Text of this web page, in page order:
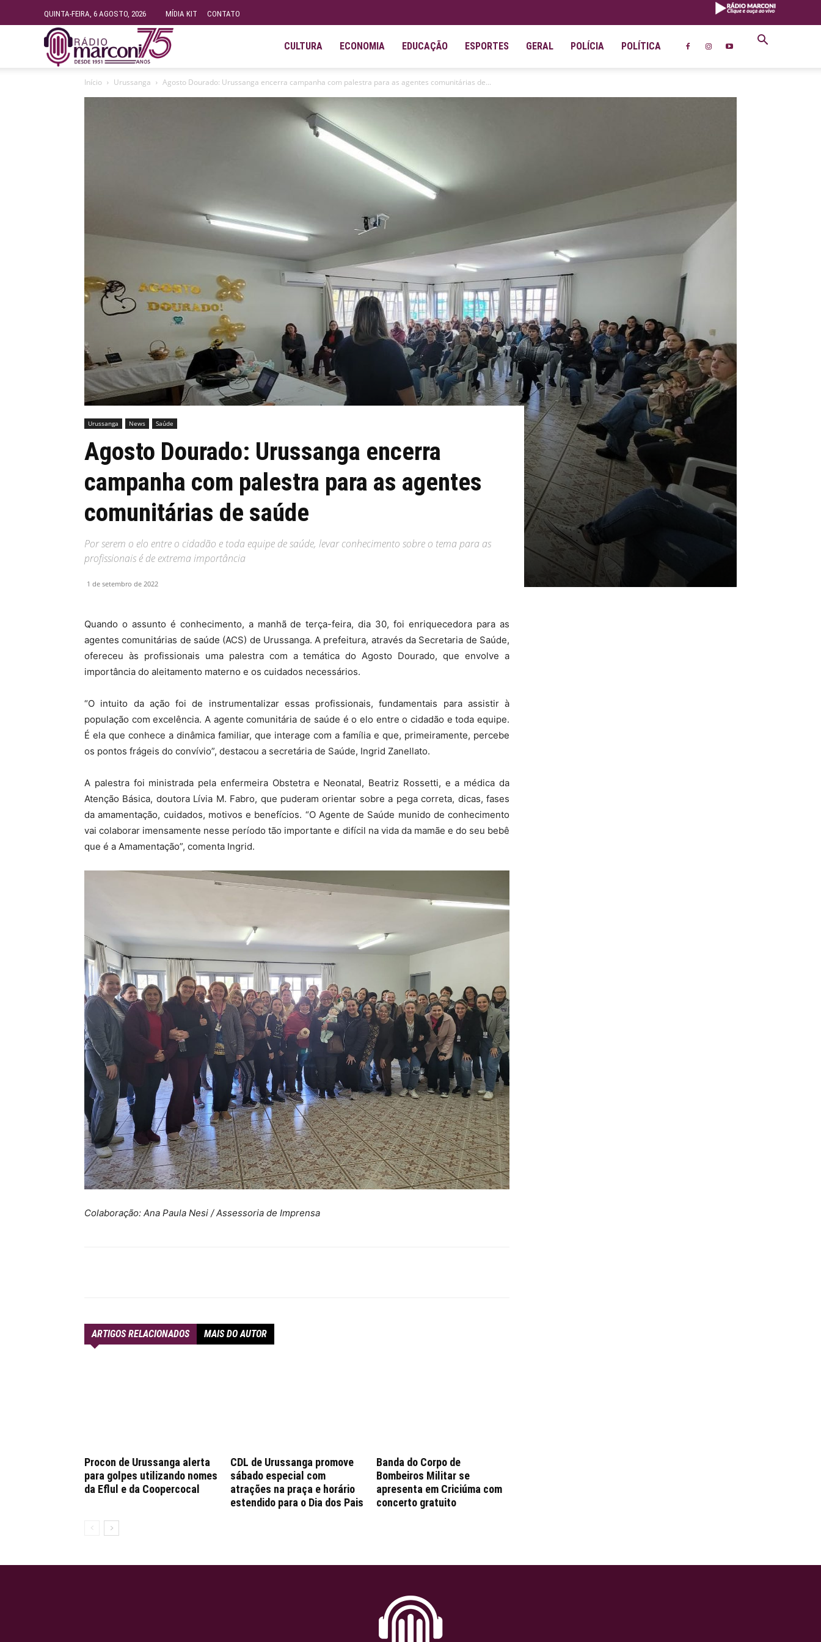
QUINTA-FEIRA, 6 AGOSTO, 2026 MÍDIA KIT CONTATO
Fundação
FM
MHZ
CULTURA ECONOMIA EDUCAÇÃO ESPORTES GERAL POLÍCIA POLÍTICA
Início Urussanga Agosto Dourado: Urussanga encerra campanha com palestra para as agentes comunitárias de...
Urussanga News Saúde
Agosto Dourado: Urussanga encerra
campanha com palestra para as agentes
comunitárias de saúde
Por serem o elo entre o cidadão e toda equipe de saúde, levar conhecimento sobre o tema para as
profissionais é de extrema importância
1 de setembro de 2022
Quando o assunto é conhecimento, a manhã de terça-feira, dia 30, foi enriquecedora para as
agentes comunitárias de saúde (ACS) de Urussanga. A prefeitura, através da Secretaria de Saúde,
ofereceu às profissionais uma palestra com a temática do Agosto Dourado, que envolve a
importância do aleitamento materno e os cuidados necessários.
“O intuito da ação foi de instrumentalizar essas profissionais, fundamentais para assistir à
população com excelência. A agente comunitária de saúde é o elo entre o cidadão e toda equipe.
É ela que conhece a dinâmica familiar, que interage com a família e que, primeiramente, percebe
os pontos frágeis do convívio”, destacou a secretária de Saúde, Ingrid Zanellato.
A palestra foi ministrada pela enfermeira Obstetra e Neonatal, Beatriz Rossetti, e a médica da
Atenção Básica, doutora Lívia M. Fabro, que puderam orientar sobre a pega correta, dicas, fases
da amamentação, cuidados, motivos e benefícios. “O Agente de Saúde munido de conhecimento
vai colaborar imensamente nesse período tão importante e difícil na vida da mamãe e do seu bebê
que é a Amamentação”, comenta Ingrid.
Colaboração: Ana Paula Nesi / Assessoria de Imprensa
ARTIGOS RELACIONADOS MAIS DO AUTOR
Procon de Urussanga alerta
para golpes utilizando nomes
da Eflul e da Coopercocal
CDL de Urussanga promove
sábado especial com
atrações na praça e horário
estendido para o Dia dos Pais
Banda do Corpo de
Bombeiros Militar se
apresenta em Criciúma com
concerto gratuito